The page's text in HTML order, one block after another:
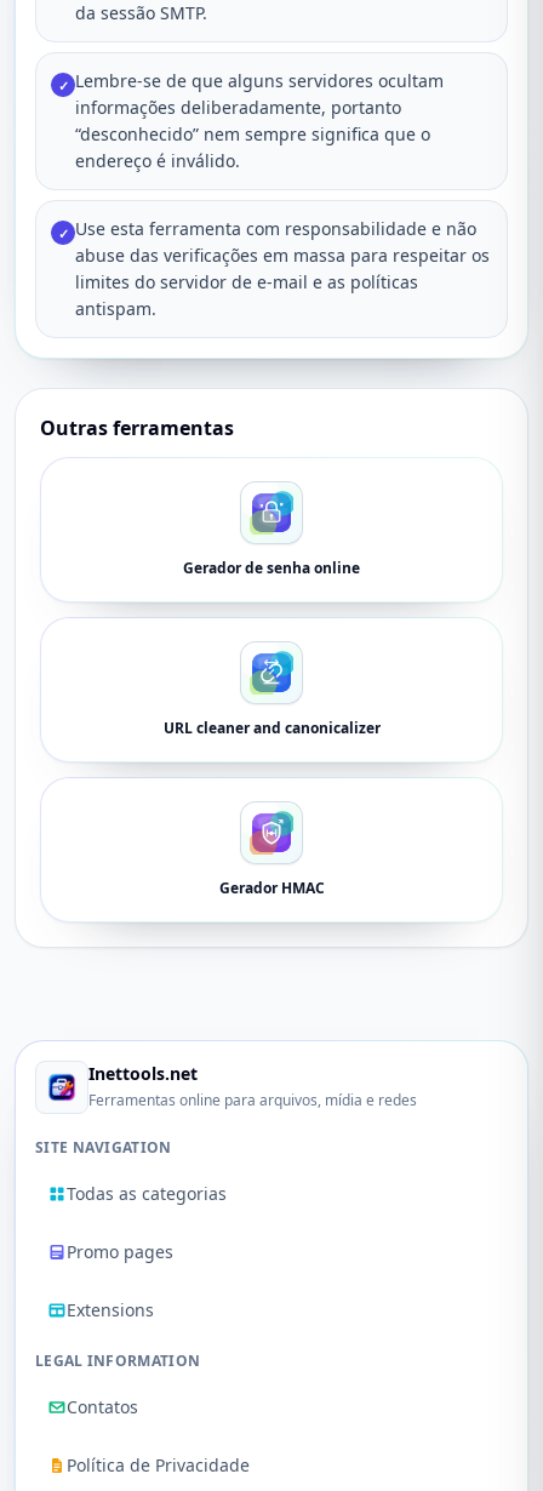
da sessão SMTP.
✓ Lembre-se de que alguns servidores ocultam
informações deliberadamente, portanto
“desconhecido” nem sempre significa que o
endereço é inválido.
✓ Use esta ferramenta com responsabilidade e não
abuse das verificações em massa para respeitar os
limites do servidor de e-mail e as políticas
antispam.
Outras ferramentas
Gerador de senha online
URL cleaner and canonicalizer
Gerador HMAC
Inettools.net
Ferramentas online para arquivos, mídia e redes
SITE NAVIGATION
Todas as categorias
Promo pages
Extensions
LEGAL INFORMATION
Contatos
Política de Privacidade